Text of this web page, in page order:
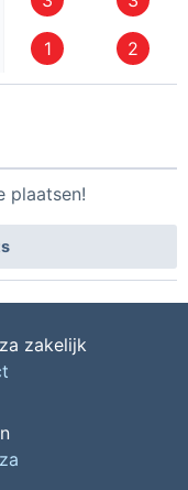
1 2
plaatsen!
zakelijk